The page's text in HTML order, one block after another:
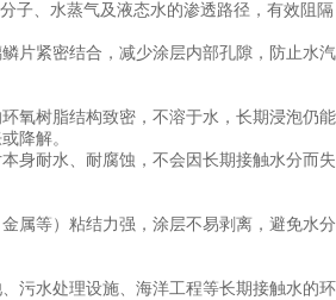
子、水蒸气及液态水的渗透路径，有效阻隔
片紧密结合，减少涂层内部孔隙，防止水汽
氧树脂结构致密，不溶于水，长期浸泡仍能
降解。
身耐水、耐腐蚀，不会因长期接触水分而失
属等）粘结力强，涂层不易剥离，避免水分
污水处理设施、海洋工程等长期接触水的环